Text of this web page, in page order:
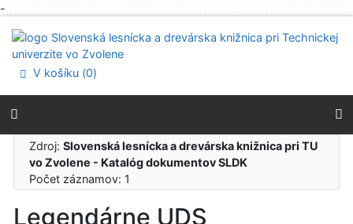
-
Prejsť na menu
Prehlásenie o webovej prístupnosti
V košíku (0)
Zdroj:Slovenská lesnícka a drevárska knižnica pri TU
vo Zvolene - Katalóg dokumentov SLDK
Počet záznamov: 1
Legendárne UDS